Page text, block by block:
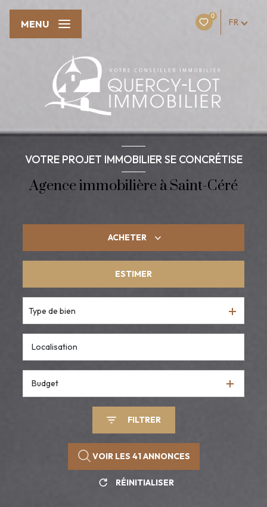
0
FR
MENU
VOTRE PROJET IMMOBILIER SE CONCRÉTISE
Agence immobilière à Saint-Céré
ACHETER
ESTIMER
Type de bien
Budget
FILTRER
VOIR LES 41ANNONCES
RÉINITIALISER